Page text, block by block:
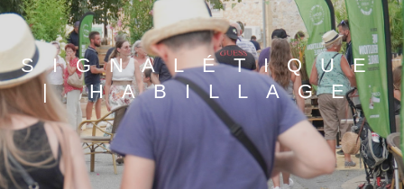
SIGNALÉTIQUE
| HABILLAGE